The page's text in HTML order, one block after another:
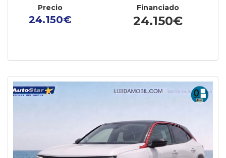
Precio
24.150€
Financiado
24.150€